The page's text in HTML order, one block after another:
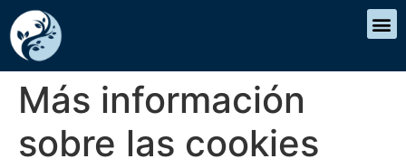
Más información
sobre las cookies